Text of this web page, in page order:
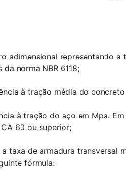
adimensional representando
da norma NBR 6118;
à tração média do
à tração do aço em Mpa.
60 ou superior;
taxa de armadura transversal
fórmula: